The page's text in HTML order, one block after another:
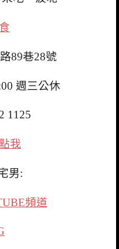
89巷28號
週三公休
1125
我
男:
頻道